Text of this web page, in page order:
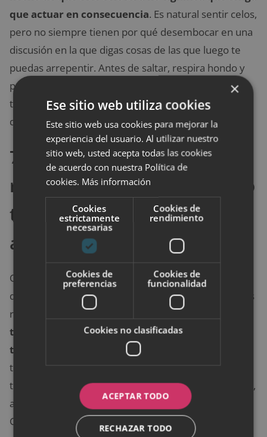
que actuar en consecuencia. Es natural sentir celos,
pero no siempre tienen por qué desembocar en una
discusión en la que digas cosas de las que luego te
puedas arrepentir. Antes de saltar, respira hondo y
párate a pensar si de verdad la situación es para
tanto. Si no lo es, déjalo estar; y si lo es, intenta
dialogar con tu pareja tranquilamente.
7. Suelta lastres de
relaciones anteriores que no
tienen nada que ver con tu
actual pareja
Otra buena forma de controlar los celos es
deshacernos de las inseguridades provocadas por las
relaciones del pasado.
Que tu anterior pareja te
traicionara y te engañara no significa que la que
tienes ahora vaya a hacerlo
tiene vínculos con todo lo que ha sucedido antes en
tu vida ni tiene por qué ser el mismo tipo de persona,
así que no es justo juzgarla por las acciones de otros.
Confía en ella y dale una oportunidad.
×
Ese sitio web utiliza cookies
Este sitio web usa cookies para mejorar la
experiencia del usuario. Al utilizar nuestro
sitio web, usted acepta todas las cookies
de acuerdo con nuestra Política de
cookies. Más información
Cookies
estrictamente
necesarias
Cookies de
rendimiento
Cookies de
preferencias
Cookies de
funcionalidad
Cookies no clasificadas
ACEPTAR TODO
RECHAZAR TODO